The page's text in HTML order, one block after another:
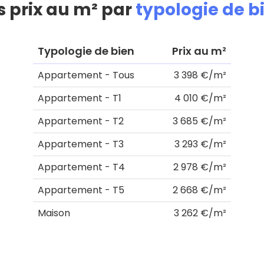
prix au m² partypologie de
Typologie de bien Prix au m²
Appartement - Tous
3 398 €/m²
Appartement - T1
4 010 €/m²
Appartement - T2
3 685 €/m²
Appartement - T3
3 293 €/m²
Appartement - T4
2 978 €/m²
Appartement - T5
2 668 €/m²
Maison
3 262 €/m²